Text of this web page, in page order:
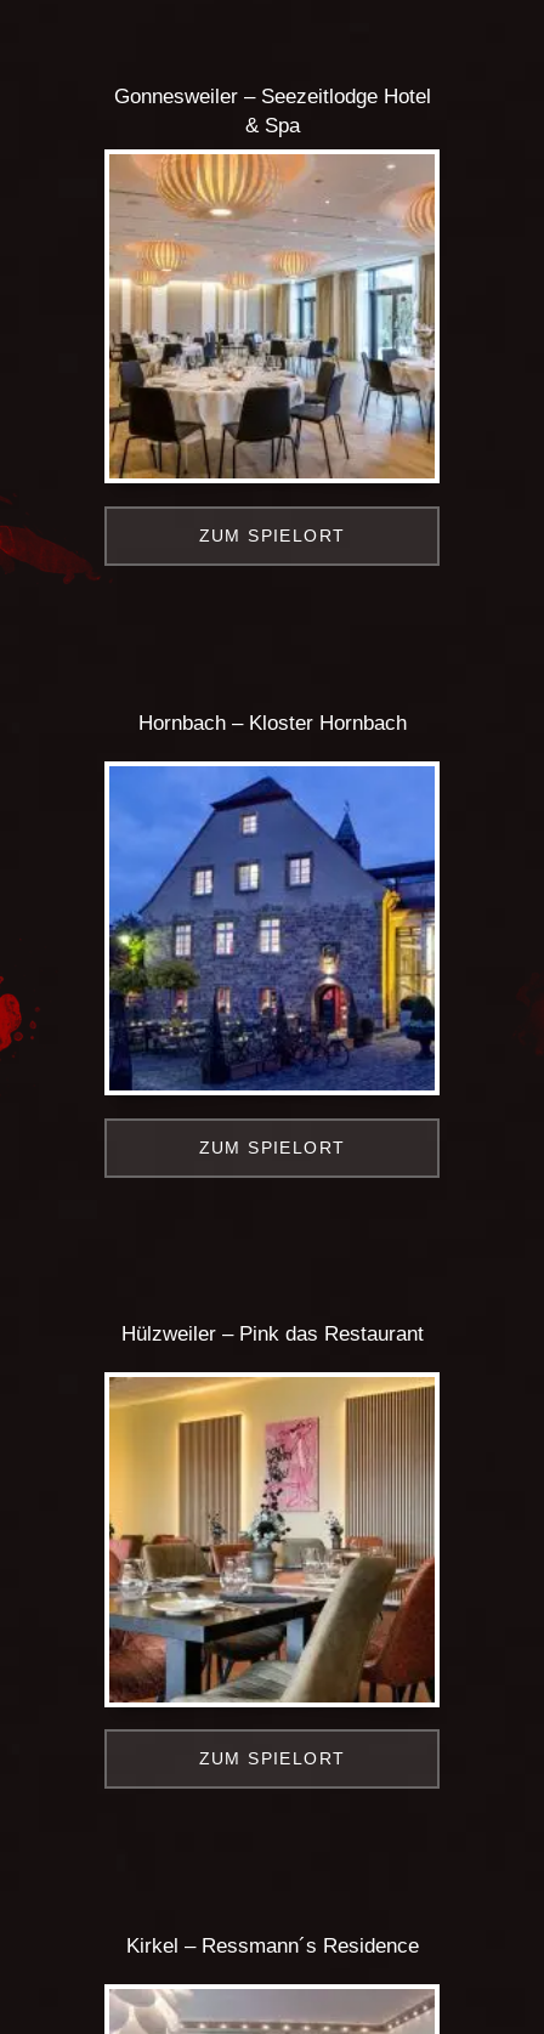
Gonnesweiler – Seezeitlodge Hotel
& Spa
ZUM SPIELORT
Hornbach – Kloster Hornbach
ZUM SPIELORT
Hülzweiler – Pink das Restaurant
ZUM SPIELORT
Kirkel – Ressmann´s Residence